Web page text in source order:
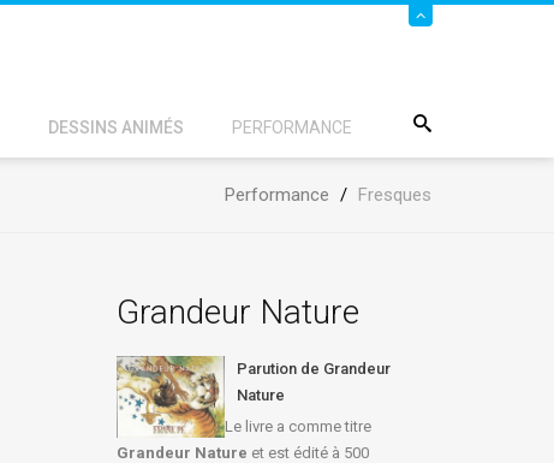
DESSINS ANIMÉS PERFORMANCE
Performance / Fresques
Grandeur Nature
Parution de Grandeur
Nature
Le livre a comme titre
Grandeur Nature et est édité à 500